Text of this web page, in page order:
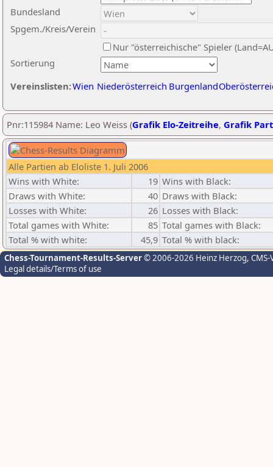
Sortierung
Bundesland
Spgem./Kreis/Verein
Nur "österreichische" Spieler
Vereinslisten:Wien Niederösterreich Burgenland
Pnr:115984 Name: Leo Weiss (Grafik Elo-Zeitreihe, Grafik
Alle Partien ab Eloliste 1. Juli 2006
Wins with White:
19 Wins with Black:
Draws with White:
40 Draws with Black:
Losses with White:
26 Losses with Black:
Total games with White:
85 Total games with Black:
Total % with white:
45,9 Total % with black:
Chess-Tournament-Results-Server© 2006-2026 Heinz Herzog,
Legal details/Terms of use